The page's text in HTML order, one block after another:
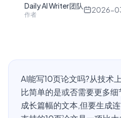
Daily AI Writer团队
作者
2026-
AI能写10页论文吗?从技术
比简单的是或否需要更多
成长篇幅的文本,但要生成